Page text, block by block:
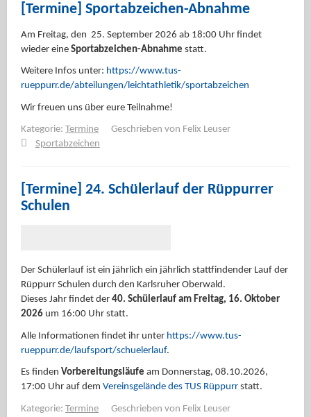
[Termine] Sportabzeichen-Abnahme
Am Freitag, den 25. September 2026 ab 18:00 Uhr findet
wieder eine Sportabzeichen-Abnahme statt.
Weitere Infos unter: https://www.tus-
rueppurr.de/abteilungen/leichtathletik/sportabzeichen
Wir freuen uns über eure Teilnahme!
Kategorie: Termine Geschrieben von Felix Leuser
Sportabzeichen
[Termine] 24. Schülerlauf der Rüppurrer
Schulen
Der Schülerlauf ist ein jährlich ein jährlich stattfindender Lauf der
Rüppurr Schulen durch den Karlsruher Oberwald.
Dieses Jahr findet der 40. Schülerlauf am Freitag, 16. Oktober
2026 um 16:00 Uhr statt.
Alle Informationen findet ihr unter https://www.tus-
rueppurr.de/laufsport/schuelerlauf.
Es finden Vorbereitungsläufe am Donnerstag, 08.10.2026,
17:00 Uhr auf dem Vereinsgelände des TUS Rüppurr statt.
Kategorie: Termine Geschrieben von Felix Leuser